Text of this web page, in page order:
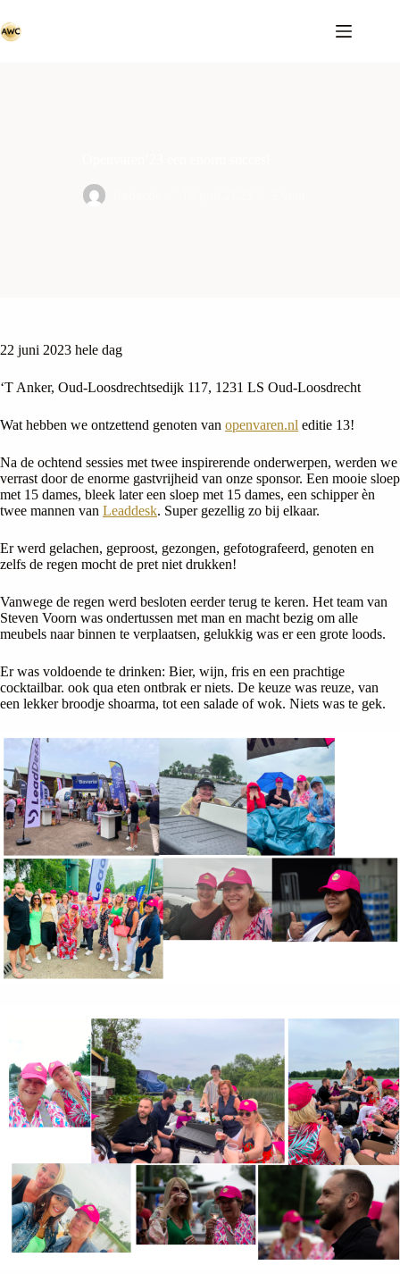
naar
de
22 juni 2023 hele dag
‘T Anker, Oud-Loosdrechtsedijk 117, 1231 LS Oud-Loosdrecht
Wat hebben we ontzettend genoten van openvaren.nl editie 13!
Na de ochtend sessies met twee inspirerende onderwerpen, werden we
verrast door de enorme gastvrijheid van onze sponsor. Een mooie sloep
met 15 dames, bleek later een sloep met 15 dames, een schipper èn
twee mannen van Leaddesk. Super gezellig zo bij elkaar.
Er werd gelachen, geproost, gezongen, gefotografeerd, genoten en
zelfs de regen mocht de pret niet drukken!
Vanwege de regen werd besloten eerder terug te keren. Het team van
Steven Voorn was ondertussen met man en macht bezig om alle
meubels naar binnen te verplaatsen, gelukkig was er een grote loods.
Er was voldoende te drinken: Bier, wijn, fris en een prachtige
cocktailbar. ook qua eten ontbrak er niets. De keuze was reuze, van
een lekker broodje shoarma, tot een salade of wok. Niets was te gek.